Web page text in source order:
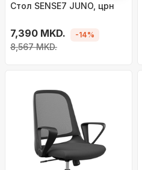
Стол SENSE7 JUNO, црн
7,390 MKD.
8,567 MKD.
-14%